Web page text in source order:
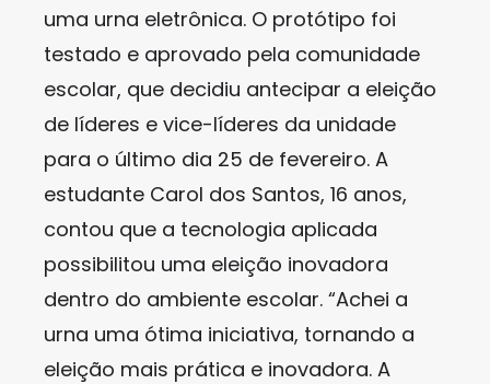
uma urna eletrônica. O protótipo foi
testado e aprovado pela comunidade
escolar, que decidiu antecipar a eleição
de líderes e vice-líderes da unidade
para o último dia 25 de fevereiro. A
estudante Carol dos Santos, 16 anos,
contou que a tecnologia aplicada
possibilitou uma eleição inovadora
dentro do ambiente escolar. “Achei a
urna uma ótima iniciativa, tornando a
eleição mais prática e inovadora. A